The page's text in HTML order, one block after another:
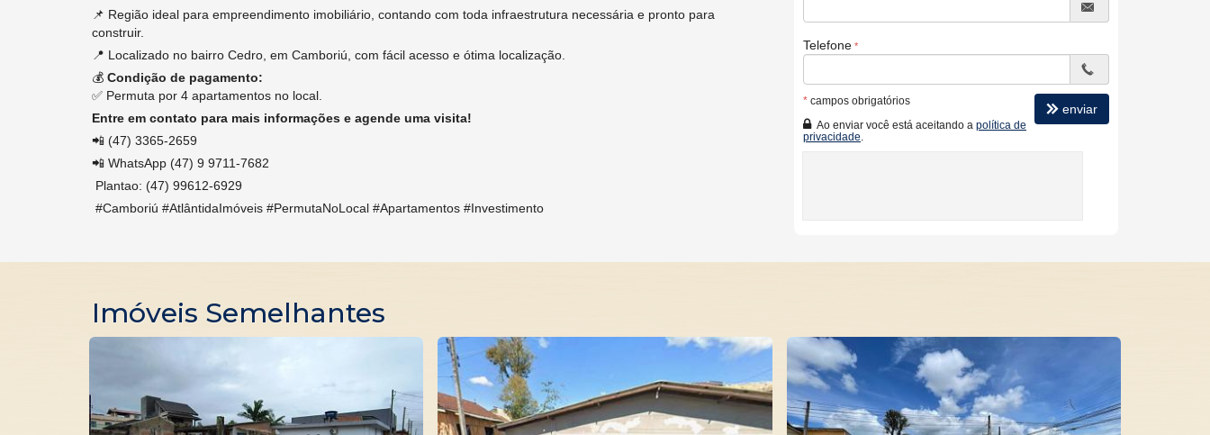
📌 Região ideal para empreendimento imobiliário, contando com toda infraestrutura necessária e pronto para
construir.
📍 Localizado no bairro Cedro, em Camboriú, com fácil acesso e ótima localização.
💰 Condição de pagamento:
✅ Permuta por 4 apartamentos no local.
Entre em contato para mais informações e agende uma visita!
📲 (47) 3365-2659
📲 WhatsApp (47) 9 9711-7682
Plantao: (47) 99612-6929
#Camboriú #AtlântidaImóveis #PermutaNoLocal #Apartamentos #Investimento
Telefone
* campos obrigatórios
Ao enviar você está aceitando a política de
privacidade
enviar
Imóveis Semelhantes